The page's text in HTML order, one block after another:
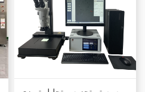
است بدون خطر ناشی از
آلودگی متقابل محیطی کاهش
خطر آلودگی اپراتور متناسب با
فضای موجود و اندازه اجزای